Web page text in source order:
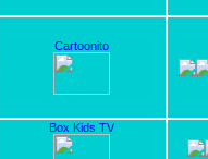
Cartoonito
Box Kids TV